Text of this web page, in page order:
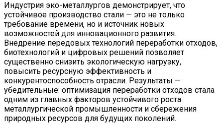
Индустрия эко-металлургов демонстрирует, что
устойчивое производство стали — это не только
требование времени, но и источник новых
возможностей для инновационного развития.
Внедрение передовых технологий переработки отходов,
биотехнологий и цифровых решений позволяет
существенно снизить экологическую нагрузку,
повысить ресурсную эффективность и
конкурентоспособность отрасли. Результаты —
убедительные: оптимизация переработки отходов стала
одним из главных факторов устойчивого роста
металлургической промышленности и сбережения
природных ресурсов для будущих поколений.